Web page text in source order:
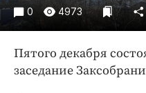
Экономика и
Блоги
0 4973
Пятого декабря
заседание